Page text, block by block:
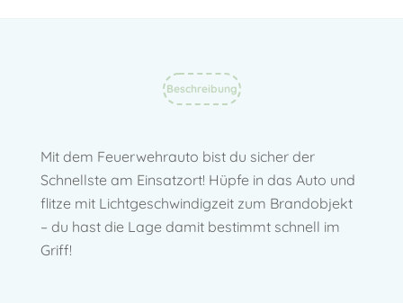
Beschreibung
Mit dem Feuerwehrauto bist du sicher der
Schnellste am Einsatzort! Hüpfe in das Auto und
flitze mit Lichtgeschwindigzeit zum Brandobjekt
– du hast die Lage damit bestimmt schnell im
Griff!